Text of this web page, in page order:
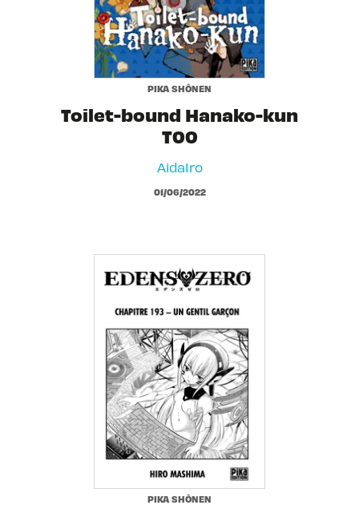
PIKA SHÔNEN
Toilet-bound Hanako-kun
T00
AidaIro
01/06/2022
PIKA SHÔNEN